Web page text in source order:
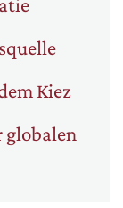
Kiez
globalen